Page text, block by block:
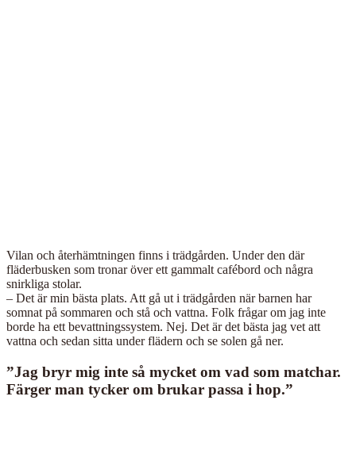
Vilan och återhämtningen finns i trädgården. Under den där
fläderbusken som tronar över ett gammalt cafébord och några
snirkliga stolar.
– Det är min bästa plats. Att gå ut i trädgården när barnen har
somnat på sommaren och stå och vattna. Folk frågar om jag inte
borde ha ett bevattningssystem. Nej. Det är det bästa jag vet att
vattna och sedan sitta under flädern och se solen gå ner.
”Jag bryr mig inte så mycket om vad som matchar.
Färger man tycker om brukar passa i hop.”